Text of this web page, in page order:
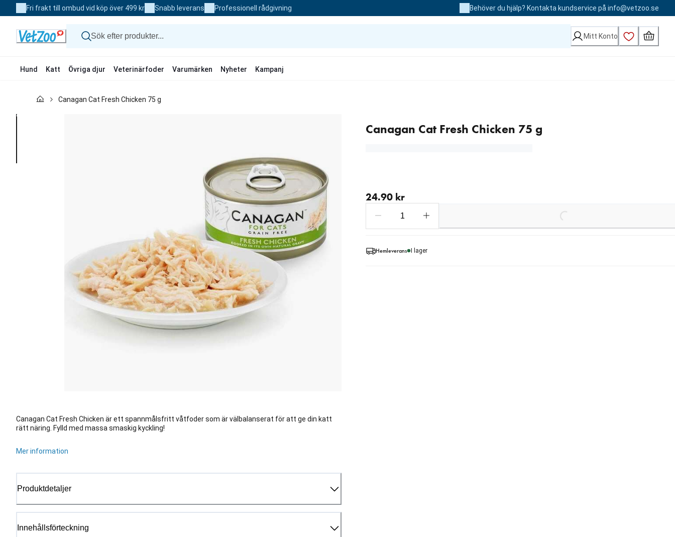
to
Fri frakt till ombud vid köp över 499 kr Snabb leverans Professionell rådgivning Behöver du hjälp? Kontakta kundservice på info@vetzoo.se
Mitt Konto
Hund Katt Övriga djur Veterinärfoder Varumärken Nyheter Kampanj
Canagan Cat Fresh Chicken 75 g
Canagan Cat Fresh Chicken 75 g
Canagan Cat Fresh Chicken är ett spannmålsfritt våtfoder som är välbalanserat för att ge din katt
rätt näring. Fylld med massa smaskig kyckling!
Mer information
Produktdetaljer
Innehållsförteckning
24.90 kr Loading...
Hemleverans I lager